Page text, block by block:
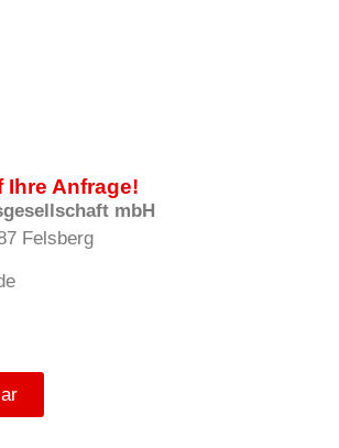
Ihre Anfrage!
mbH
Felsberg